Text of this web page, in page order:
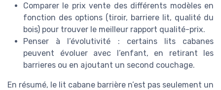
Comparer le prix vente des différents modèles en
fonction des options (tiroir, barriere lit, qualité du
bois) pour trouver le meilleur rapport qualité-prix.
Penser à l’évolutivité : certains lits cabanes
peuvent évoluer avec l’enfant, en retirant les
barrieres ou en ajoutant un second couchage.
En résumé, le lit cabane barrière n’est pas seulement un